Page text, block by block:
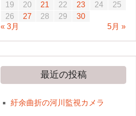
19
20 21 22 23 24
25
26
27 28 29
30
« 3月
5月 »
最近の投稿
紆余曲折の河川監視カメラ